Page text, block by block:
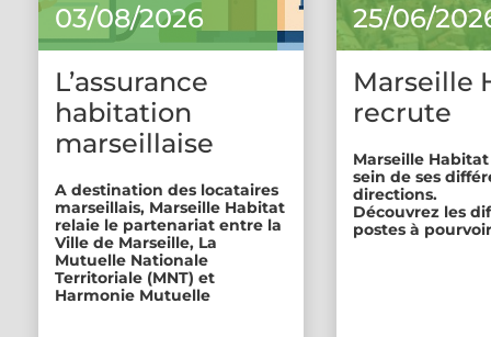
03/08/2026
L’assurance
habitation
marseillaise
A destination des locataires
marseillais, Marseille Habitat
relaie le partenariat entre la
Ville de Marseille, La
Mutuelle Nationale
Territoriale (MNT) et
Harmonie Mutuelle
25/06/
Marseille
recrute
Marseille
sein de ses
directions.
Découvrez les
postes à